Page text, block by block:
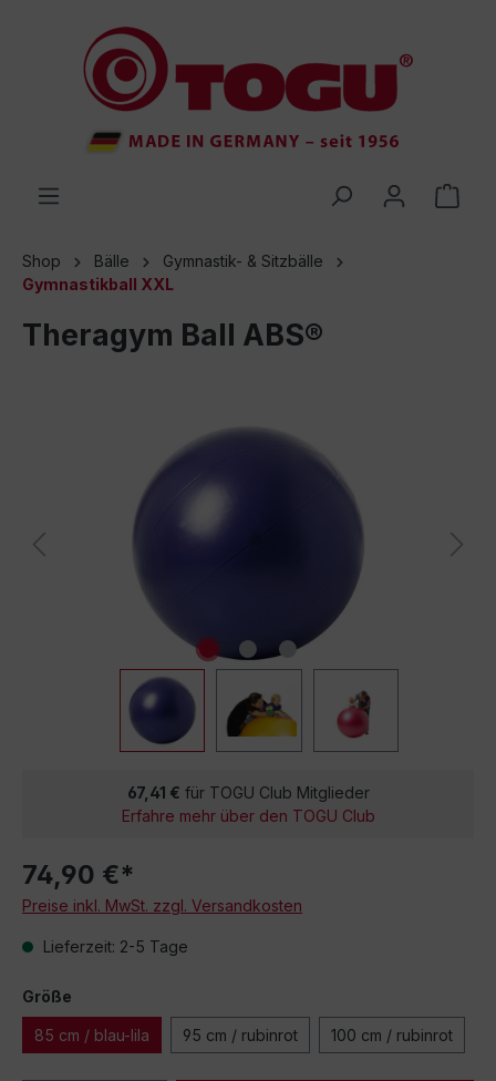
springen
Shop Bälle
Gymnastik- & Sitzbälle
Gymnastikball XXL
Theragym Ball ABS®
67,41 € für TOGU Club Mitglieder
Erfahre mehr über den TOGU Club
74,90 €*
Preise inkl. MwSt. zzgl. Versandkosten
Lieferzeit: 2-5 Tage
Größe
85 cm / blau-lila 95 cm / rubinrot 100 cm / rubinrot